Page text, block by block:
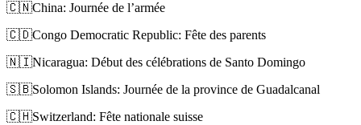
🇨🇳China: Journée de l’armée
🇨🇩Congo Democratic Republic: Fête des parents
🇳🇮Nicaragua: Début des célébrations de Santo Domingo
🇸🇧Solomon Islands: Journée de la province de Guadalcanal
🇨🇭Switzerland: Fête nationale suisse